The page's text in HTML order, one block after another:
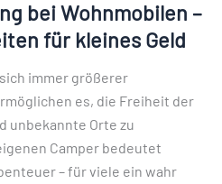
bei Wohnmobilen –
für kleines Geld
immer größerer
es, die Freiheit der
unbekannte Orte zu
Camper bedeutet
– für viele ein wahr